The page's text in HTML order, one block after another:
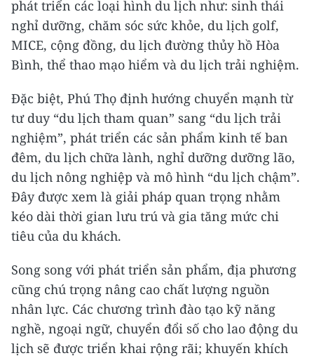
phát triển các loại hình du lịch như: sinh thái
nghỉ dưỡng, chăm sóc sức khỏe, du lịch golf,
MICE, cộng đồng, du lịch đường thủy hồ Hòa
Bình, thể thao mạo hiểm và du lịch trải nghiệm.
Đặc biệt, Phú Thọ định hướng chuyển mạnh từ
tư duy “du lịch tham quan” sang “du lịch trải
nghiệm”, phát triển các sản phẩm kinh tế ban
đêm, du lịch chữa lành, nghỉ dưỡng dưỡng lão,
du lịch nông nghiệp và mô hình “du lịch chậm”.
Đây được xem là giải pháp quan trọng nhằm
kéo dài thời gian lưu trú và gia tăng mức chi
tiêu của du khách.
Song song với phát triển sản phẩm, địa phương
cũng chú trọng nâng cao chất lượng nguồn
nhân lực. Các chương trình đào tạo kỹ năng
nghề, ngoại ngữ, chuyển đổi số cho lao động du
lịch sẽ được triển khai rộng rãi; khuyến khích